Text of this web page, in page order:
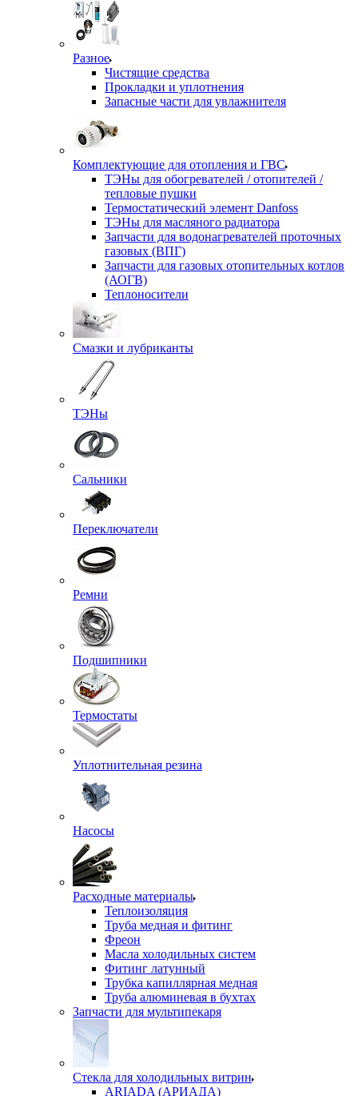
Разное
Чистящие средства
Прокладки и уплотнения
Запасные части для увлажнителя
Комплектующие для отопления и ГВС
ТЭНы для обогревателей / отопителей /
тепловые пушки
Термостатический элемент Danfoss
ТЭНы для масляного радиатора
Запчасти для водонагревателей проточных
газовых (ВПГ)
Запчасти для газовых отопительных котлов
(АОГВ)
Теплоносители
Смазки и лубриканты
ТЭНы
Сальники
Переключатели
Ремни
Подшипники
Термостаты
Уплотнительная резина
Насосы
Расходные материалы
Теплоизоляция
Труба медная и фитинг
Фреон
Масла холодильных систем
Фитинг латунный
Трубка капиллярная медная
Труба алюминевая в бухтах
Запчасти для мультипекаря
Стекла для холодильных витрин
ARIADA (АРИАДА)